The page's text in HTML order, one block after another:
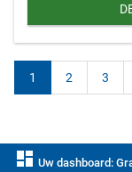
1 2 3
dashboard Uw dashboard: